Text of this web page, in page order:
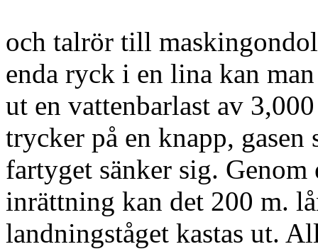
och talrör till
enda ryck i en lina kan
ut en vattenbarlast av
trycker på en knapp, gasen
fartyget sänker sig. Genom
inrättning kan det 200 m.
landningståget kastas ut.